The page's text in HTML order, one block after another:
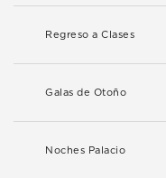
Regreso a Clases
Galas de Otoño
Noches Palacio